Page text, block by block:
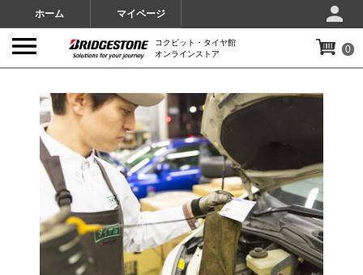
ホーム マイページ
コクピット・タイヤ館
オンラインストア
0